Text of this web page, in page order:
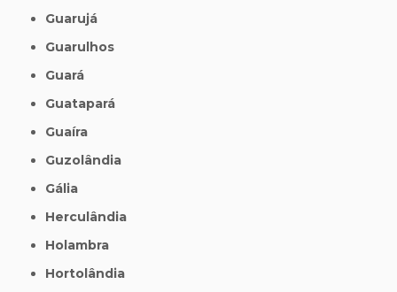
Guarujá
Guarulhos
Guará
Guatapará
Guaíra
Guzolândia
Gália
Herculândia
Holambra
Hortolândia